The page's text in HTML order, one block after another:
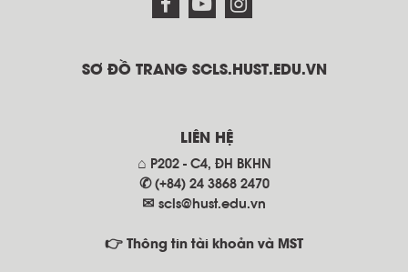
SƠ ĐỒ TRANG SCLS.HUST.EDU.VN
LIÊN HỆ
⌂ P202 - C4, ĐH BKHN
✆ (+84) 24 3868 2470
✉ scls@hust.edu.vn
👉 Thông tin tài khoản và MST